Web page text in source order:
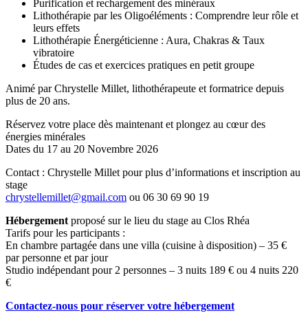
Purification et rechargement des minéraux
Lithothérapie par les Oligoéléments : Comprendre leur rôle et
leurs effets
Lithothérapie Énergéticienne : Aura, Chakras & Taux
vibratoire
Études de cas et exercices pratiques en petit groupe
Animé par Chrystelle Millet, lithothérapeute et formatrice depuis
plus de 20 ans.
Réservez votre place dès maintenant et plongez au cœur des
énergies minérales
Dates du 17 au 20 Novembre 2026
Contact : Chrystelle Millet pour plus d’informations et inscription au
stage
chrystellemillet@gmail.com ou 06 30 69 90 19
Hébergementproposé sur le lieu du stage au Clos Rhéa
Tarifs pour les participants :
En chambre partagée dans une villa (cuisine à disposition) – 35 €
par personne et par jour
Studio indépendant pour 2 personnes – 3 nuits 189 € ou 4 nuits 220
€
Contactez-nous pour réserver votre hébergement